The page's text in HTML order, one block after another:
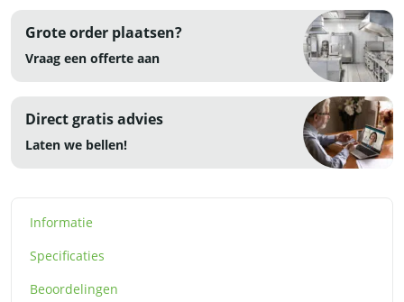
Grote order plaatsen?
Vraag een offerte aan
Direct gratis advies
Laten we bellen!
Informatie
Specificaties
Beoordelingen